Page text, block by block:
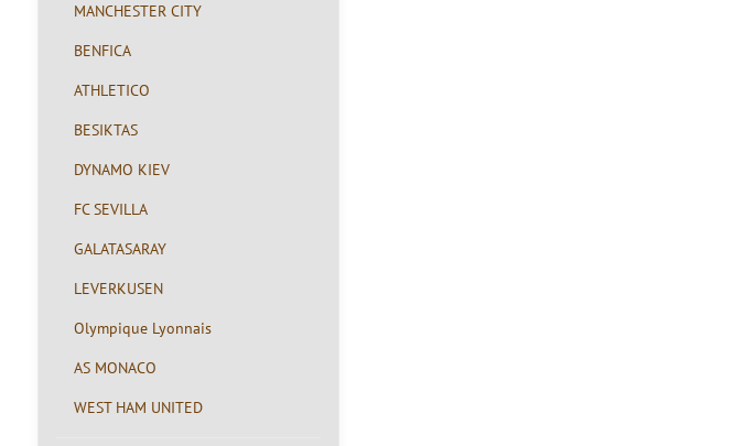
MANCHESTER CITY
BENFICA
ATHLETICO
BESIKTAS
DYNAMO KIEV
FC SEVILLA
GALATASARAY
LEVERKUSEN
Olympique Lyonnais
AS MONACO
WEST HAM UNITED